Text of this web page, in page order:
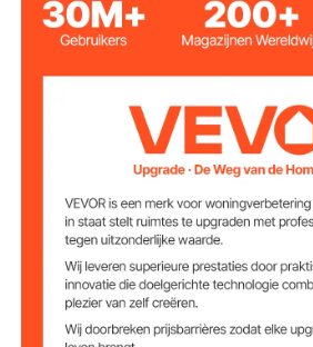
Kleur paars
100 g/m²
2,8 x 1,6 m
Maximaal
draagvermogen
250 kg
Productgewicht 2,2 lbs / 1 kg